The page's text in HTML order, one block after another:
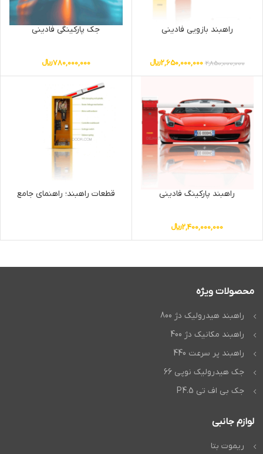
راهبند بازویی فادینی
2,850,000,000
2,650,000,000﷼
جک پارکینگی فادینی
780,000,000﷼
راهبند پارکینگ فادینی
2,400,000,000﷼
قطعات راهبند؛ راهنمای جامع
محصولات ویژه
راهبند هیدرولیک دژ 800
راهبند مکانیک دژ 400
راهبند پر سرعت 440
جک هیدرولیک نوپی 66
جک بی اف تی P4.5
لوازم جانبی
ریموت بتا